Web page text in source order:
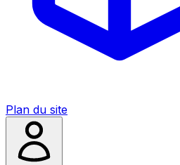
Plan du site